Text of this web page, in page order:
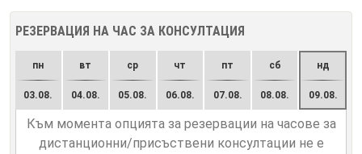
РЕЗЕРВАЦИЯ НА ЧАС ЗА КОНСУЛТАЦИЯ
пн
03.08.
вт
04.08.
ср
05.08.
чт
06.08.
пт
07.08.
сб
08.08.
нд
09.08.
Към момента опцията за резервации на часове за
дистанционни/присъствени консултации не е